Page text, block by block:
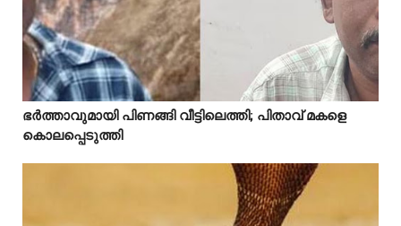
  
ഭർത്താവുമായി പിണങ്ങി വീട്ടിലെത്തി; പിതാവ് മകളെ
കൊലപ്പെടുത്തി
Mostreaded